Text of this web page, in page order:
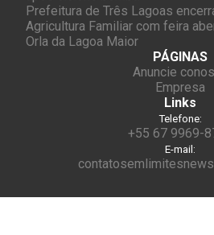
Prefeitura de Três Lagoas
Agricultura Familiar com feira
Orla da Lagoa Maior
PÁGINAS
Anuncie
Empresa
Links
Telefone:
+55 67 9969-
E-mail: